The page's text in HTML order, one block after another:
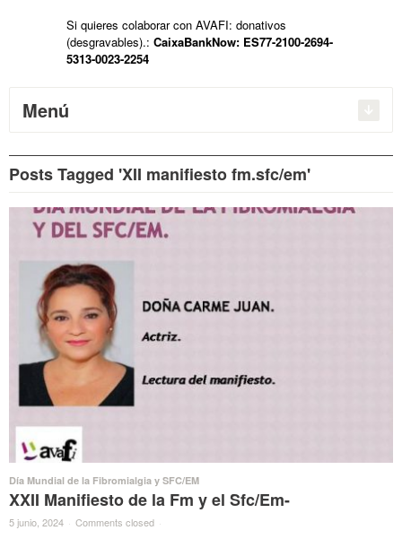
Si quieres colaborar con AVAFI: donativos
(desgravables).:CaixaBankNow: ES77-2100-2694-
5313-0023-2254
Menú
Posts Tagged 'XII manifiesto fm.sfc/em'
Día Mundial de la Fibromialgia y SFC/EM
XXII Manifiesto de la Fm y el Sfc/Em-
5 junio, 2024 · Comments closed ·